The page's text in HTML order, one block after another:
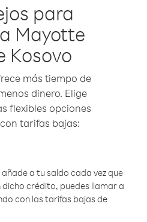
para
Mayotte
Kosovo
más tiempo de
dinero. Elige
flexibles opciones
tarifas bajas:
a tu saldo cada vez que
crédito, puedes llamar a
con las tarifas bajas de